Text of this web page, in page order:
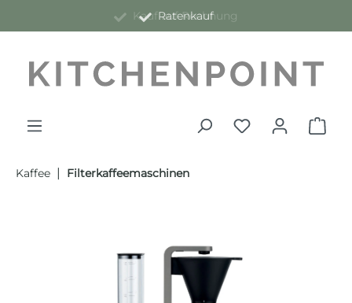
Ratenkauf
Kauf auf Rechnung
Kaffee | Filterkaffeemaschinen